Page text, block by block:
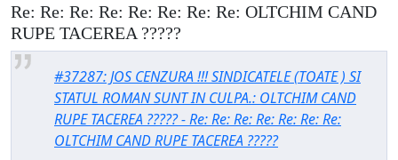
Re: Re: Re: Re: Re: Re: Re: Re: OLTCHIM CAND
RUPE TACEREA ?????
#37287: JOS CENZURA !!! SINDICATELE (TOATE ) SI
STATUL ROMAN SUNT IN CULPA.: OLTCHIM CAND
RUPE TACEREA ????? - Re: Re: Re: Re: Re: Re: Re:
OLTCHIM CAND RUPE TACEREA ?????